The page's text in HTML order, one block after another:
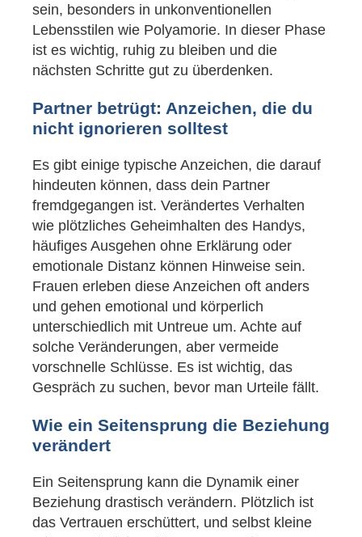
sein, besonders in unkonventionellen
Lebensstilen wie Polyamorie. In dieser Phase
ist es wichtig, ruhig zu bleiben und die
nächsten Schritte gut zu überdenken.
Partner betrügt: Anzeichen, die du
nicht ignorieren solltest
Es gibt einige typische Anzeichen, die darauf
hindeuten können, dass dein Partner
fremdgegangen ist. Verändertes Verhalten
wie plötzliches Geheimhalten des Handys,
häufiges Ausgehen ohne Erklärung oder
emotionale Distanz können Hinweise sein.
Frauen erleben diese Anzeichen oft anders
und gehen emotional und körperlich
unterschiedlich mit Untreue um. Achte auf
solche Veränderungen, aber vermeide
vorschnelle Schlüsse. Es ist wichtig, das
Gespräch zu suchen, bevor man Urteile fällt.
Wie ein Seitensprung die Beziehung
verändert
Ein Seitensprung kann die Dynamik einer
Beziehung drastisch verändern. Plötzlich ist
das Vertrauen erschüttert, und selbst kleine